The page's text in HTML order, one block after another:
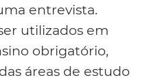
entrevista.
utilizados em
obrigatório,
áreas de estudo